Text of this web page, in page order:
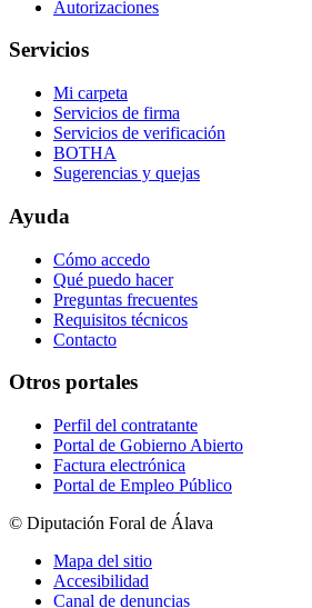
Autorizaciones
Servicios
Mi carpeta
Servicios de firma
Servicios de verificación
BOTHA
Sugerencias y quejas
Ayuda
Cómo accedo
Qué puedo hacer
Preguntas frecuentes
Requisitos técnicos
Contacto
Otros portales
Perfil del contratante
Portal de Gobierno Abierto
Factura electrónica
Portal de Empleo Público
© Diputación Foral de Álava
Mapa del sitio
Accesibilidad
Canal de denuncias